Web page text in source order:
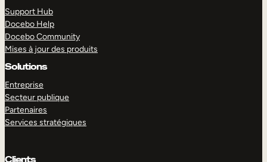
Support Hub
Docebo Help
Docebo Community
Mises à jour des produits
Solutions
Entreprise
Secteur publique
Partenaires
Services stratégiques
Clients